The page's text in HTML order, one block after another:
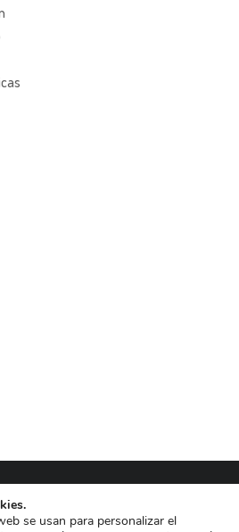
se usan para personalizar el